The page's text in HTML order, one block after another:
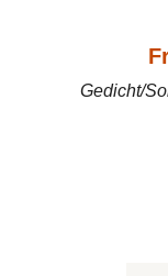
Gedicht/